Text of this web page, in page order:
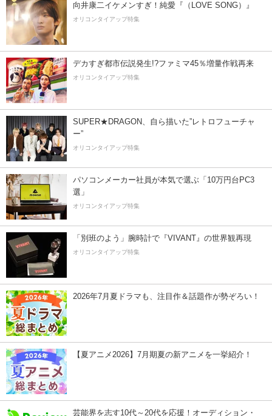
向井康二イケメンすぎ！純愛『（LOVE SONG）』
オリコンタイアップ特集
デカすぎ都市伝説発生!?ファミマ45％増量作戦再来
オリコンタイアップ特集
SUPER★DRAGON、自ら描いた”レトロフューチャ
ー”
オリコンタイアップ特集
パソコンメーカー社員が本気で選ぶ「10万円台PC3
選」
オリコンタイアップ特集
「別班のよう」腕時計で『VIVANT』の世界観再現
オリコンタイアップ特集
2026年7月夏ドラマも、注目作＆話題作が勢ぞろい！
【夏アニメ2026】7月期夏の新アニメを一挙紹介！
芸能界を志す10代～20代を応援！オーディション・